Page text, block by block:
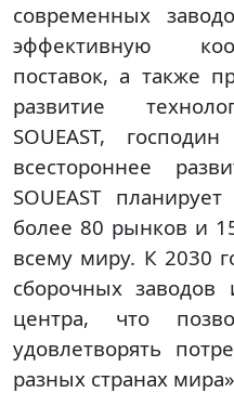
современных
эффективную
поставок, а также
развитие
SOUEAST,
всестороннее
SOUEAST
более 80 рынков и
всему миру. К 2030
сборочных заводов
центра, что
удовлетворять
разных странах